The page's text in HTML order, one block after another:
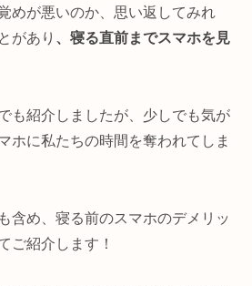
めが悪いのか、思い返してみれ
があり 、寝る直前までスマホを見
も紹介しましたが、少しでも気が
ホに私たちの時間を奪われてしま
含め、寝る前のスマホのデメリッ
ご紹介します！